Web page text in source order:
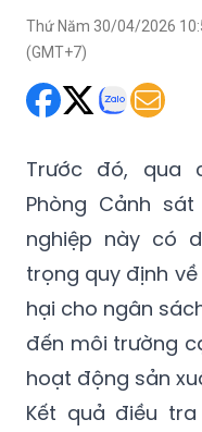
Thứ Năm 30/04/2026
(GMT+7)
Trước đó, qua
Phòng Cảnh
nghiệp này có
trọng quy định
hại cho ngân
đến môi trường
hoạt động sản
Kết quả điều